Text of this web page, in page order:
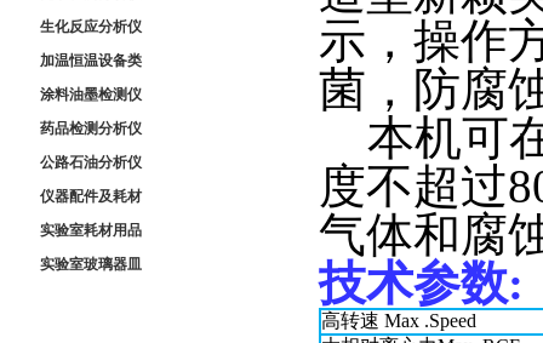
生化反应分析仪
加温恒温设备类
涂料油墨检测仪
药品检测分析仪
公路石油分析仪
仪器配件及耗材
实验室耗材用品
实验室玻璃器皿
示，操作
菌，防腐
本机可
度不超过
气体和腐
技术参数:
高转速 Max .Speed